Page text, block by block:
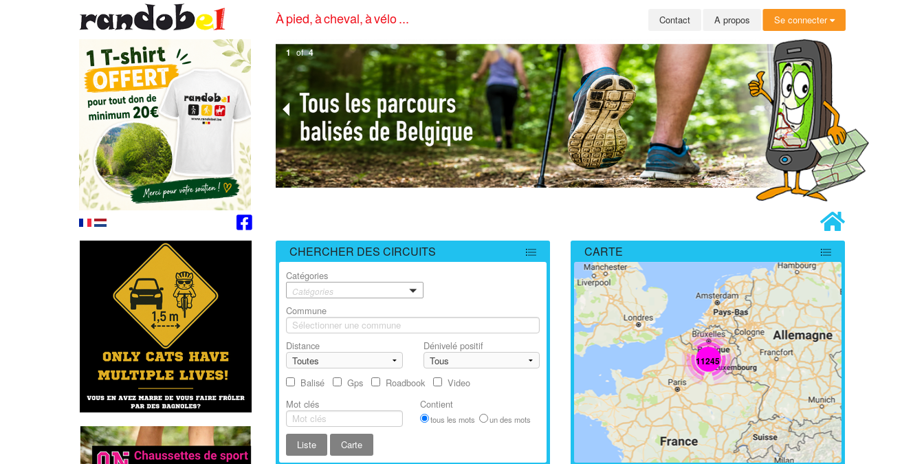
À pied, à cheval, à vélo ... Contact A propos Se connecter
1 of 4
CHERCHER DES CIRCUITS
Catégories
Catégories
Commune
Distance Dénivelé positif
Balisé Gps Roadbook
Video
Mot clés
Contient
tous les mots un des mots
CARTE
11245